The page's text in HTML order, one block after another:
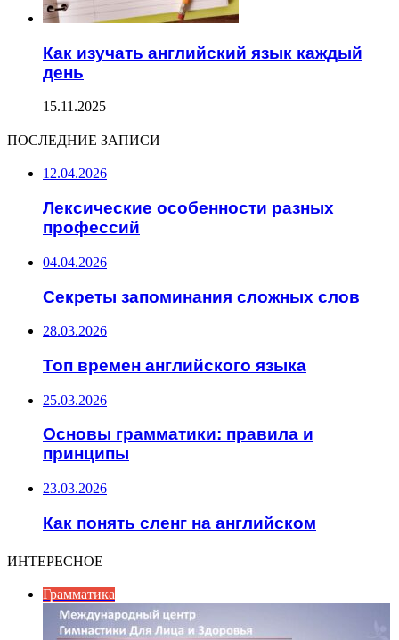
Как изучать английский язык каждый
день
15.11.2025
ПОСЛЕДНИЕ ЗАПИСИ
12.04.2026
Лексические особенности разных
профессий
04.04.2026
Секреты запоминания сложных слов
28.03.2026
Топ времен английского языка
25.03.2026
Основы грамматики: правила и
принципы
23.03.2026
Как понять сленг на английском
ИНТЕРЕСНОЕ
Грамматика